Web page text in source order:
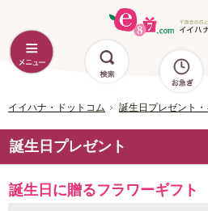
イイハナ・ドットコム 誕生日プレゼント
誕生日プレゼント
誕生日に贈るフラワーギフト